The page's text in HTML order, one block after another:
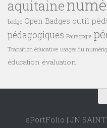
aquitaine
badge Open Badges outil
pédagogiques Pairagogie
Transition éducative usages du
éducation évaluation
ePortFolio | JN